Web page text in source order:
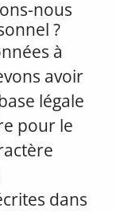
nous
?
à
avoir
légale
pour le
dans